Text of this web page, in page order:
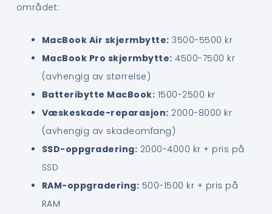
området:
MacBook Air skjermbytte: 3500-5500 kr
MacBook Pro skjermbytte: 4500-7500 kr
(avhengig av størrelse)
Batteribytte MacBook: 1500-2500 kr
Væskeskade-reparasjon: 2000-8000 kr
(avhengig av skadeomfang)
SSD-oppgradering: 2000-4000 kr + pris på
SSD
RAM-oppgradering: 500-1500 kr + pris på
RAM